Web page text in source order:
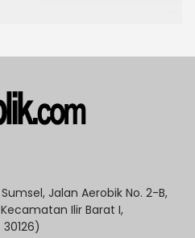
Jalan Aerobik No. 2-B,
Ilir Barat I,